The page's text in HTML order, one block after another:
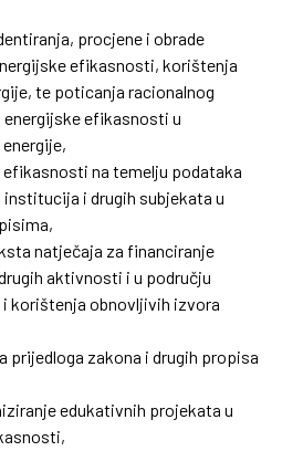
procjene i obrade
efikasnosti, korištenja
te poticanja racionalnog
efikasnosti u
na temelju podataka
institucija i drugih subjekata u
natječaja za financiranje
aktivnosti i u području
korištenja obnovljivih izvora
prijedloga zakona i drugih propisa
edukativnih projekata u